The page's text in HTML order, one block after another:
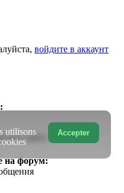
войдите в аккаунт
сайта
на форум:
Accepter
utilisons